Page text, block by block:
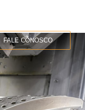
FALE CONOSCO